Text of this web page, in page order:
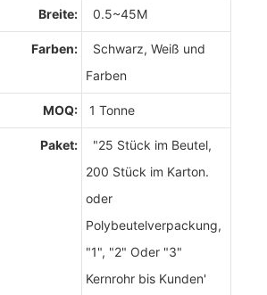
Breite: 0.5~45M
Farben:
Schwarz, Weiß und
Farben
MOQ: 1 Tonne
Paket:
"25 Stück im Beutel,
200 Stück im Karton.
oder
Polybeutelverpackung,
"1", "2" Oder "3"
Kernrohr bis Kunden'